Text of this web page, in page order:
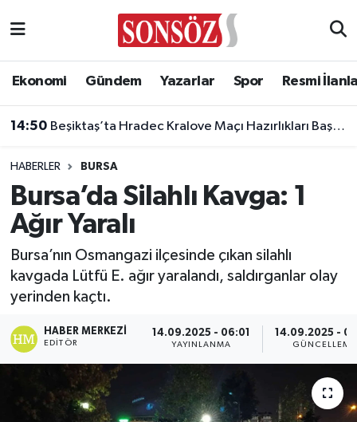
Ekonomi Gündem Yazarlar Spor Resmi
14:50 Beşiktaş’ta Hradec Kralove Maçı Hazırlıkları Başladı
HABERLER BURSA
Bursa’da Silahlı Kavga: 1
Ağır Yaralı
Bursa’nın Osmangazi ilçesinde çıkan silahlı
kavgada Lütfü E. ağır yaralandı, saldırganlar olay
yerinden kaçtı.
HABER MERKEZI
EDITÖR
14.09.2025 - 06:01
YAYINLANMA
14.09.2025 -
GÜNCELLEME
Asayiş
Biyografi
Çevre
Diğer
Dünya
Eğitim
Ekonomi
Ankara Nöbetçi Eczaneler
Ankara Trafik Yoğunluk Haritası
Süper Lig Puan Durumu ve Fikstür
Tüm Manşetler
Son Dakika Haberleri
Haber Arşivi